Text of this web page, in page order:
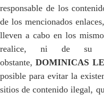
responsable de los
de los mencionados
lleven a cabo en los
realice, ni de su
obstante,DOMINICAS
posible para evitar la
sitios de contenido ilegal,